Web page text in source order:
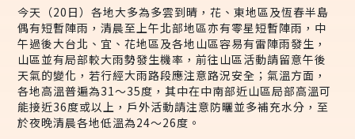
今天（20日）各地大多為多雲到晴，花、東地區及恆春半島
偶有短暫陣雨，清晨至上午北部地區亦有零星短暫陣雨，中
午過後大台北、宜、花地區及各地山區容易有雷陣雨發生，
山區並有局部較大雨勢發生機率，前往山區活動請留意午後
天氣的變化，若行經大雨路段應注意路況安全；氣溫方面，
各地高溫普遍為31～35度，其中在中南部近山區局部高溫可
能接近36度或以上，戶外活動請注意防曬並多補充水分，至
於夜晚清晨各地低溫為24～26度。